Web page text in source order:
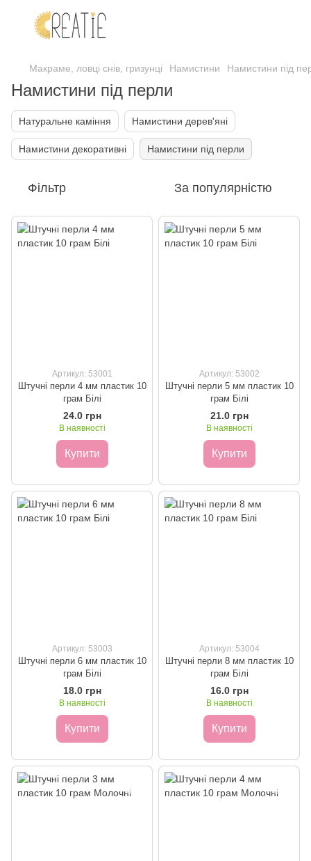
Макраме, ловці снів, гризунці Намистини Намистини під
Намистини під перли
Натуральне каміння Намистини дерев'яні
Намистини декоративні Намистини під перли
Фільтр За популярністю
Артикул: 53001
Штучні перли 4 мм пластик 10
грам Білі
24.0 грн
В наявності
Купити
Артикул: 53002
Штучні перли 5 мм пластик 10
грам Білі
21.0 грн
В наявності
Купити
Артикул: 53003
Штучні перли 6 мм пластик 10
грам Білі
18.0 грн
В наявності
Купити
Артикул: 53004
Штучні перли 8 мм пластик 10
грам Білі
16.0 грн
В наявності
Купити